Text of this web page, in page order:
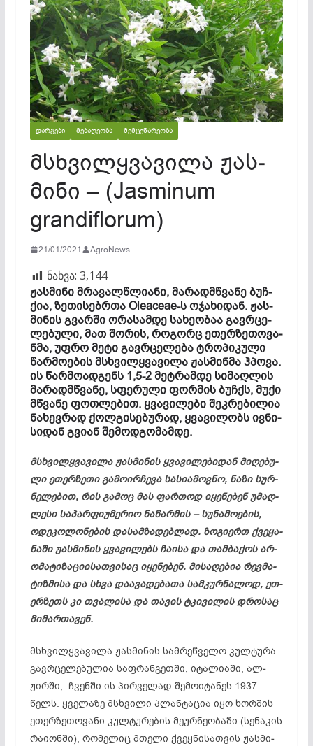
ᲓᲐᲠᲒᲔᲑᲘ ᲛᲔᲑᲐᲦᲔᲝᲑᲐ ᲛᲔᲛᲪᲔᲜᲐᲠᲔᲝᲑᲐ
მსხვილ­ყვა­ვი­ლა ჟას­
მი­ნი – (Jasminum
grandiflorum)
21/01/2021 AgroNews
ნახვა: 3,144
ჟას­მი­ნი მრა­ვალ­წლი­ა­ნი, მა­რადმ­წვა­ნე ბუჩ­
ქია, ზე­თი­სებრ­თა Oleaceae-ს ოჯ­ახ­იდ­ან. ჟას­
მი­ნის გვარ­ში ორ­ას­ამ­დე სა­ხე­ობ­აა გავრ­ცე­
ლე­ბუ­ლი, მათ შო­რის, რო­გორც ეთ­ერ­ზე­თო­ვა­
ნმა, უფ­რო მე­ტი გავრ­ცე­ლე­ბა ტრო­პი­კუ­ლი
წარ­მო­ებ­ის მსხვილ­ყვა­ვი­ლა ჟას­მინ­მა ჰპო­ვა.
ის წარ­მო­ად­გენს 1,5-2 მეტ­­­რამ­დე სი­მაღ­ლის
მა­რადმ­წვა­ნე, სფე­რუ­ლი ფორ­მის ბუჩქს, მუ­ქი
მწვა­ნე ფოთ­ლე­ბით. ყვა­ვი­ლე­ბი შეკ­რე­ბი­ლია
ნა­ხევ­რად ქოლ­გი­სე­ბუ­რად, ყვა­ვი­ლობს ივ­ნი­
სი­დან გვი­ან შე­მოდ­გო­მამ­დე.
მსხვილ­ყვა­ვი­ლა ჟას­მი­ნის ყვა­ვი­ლე­ბი­დან მი­ღე­ბუ­
ლი ეთ­ერ­ზე­თი გა­მო­ირ­ჩე­ვა სა­სი­ამ­ოვ­ნო, ნა­ზი სურ­
ნე­ლე­ბით, რის გა­მოც მას ფარ­თოდ იყ­ენ­ებ­ენ უმ­აღ­
ლე­სი სა­პარ­ფი­უმ­ერ­იო ნა­წარ­მის – სუ­ნა­მო­ებ­ის,
ოდ­ეკ­ოლ­ონ­ებ­ის და­სამ­ზა­დებ­ლად. ზო­გი­ერთ ქვე­ყა­
ნა­ში ჟას­მი­ნის ყვა­ვი­ლებს ჩა­ი­სა და თამ­ბა­ქოს არ­
ომ­ატ­იზ­აც­ი­ის­ათ­ვი­საც იყ­ენ­ებ­ენ. მისაღებია რევ­მა­
ტიზ­მი­სა და სხვა და­ავ­ად­ებ­ა­თა სამ­კურ­ნა­ლოდ, ეთ­
ერ­ზეთს კი თვა­ლი­სა და თა­ვის ტკი­ვი­ლის დროსაც
მიმართავენ.
მსხვილ­ყვა­ვი­ლა ჟას­მი­ნის სამ­რეწ­ვე­ლო კულ­ტუ­რა
გავრ­ცე­ლე­ბუ­ლია საფ­რან­გეთ­ში, იტ­ალ­ი­ა­ში, ალ­
ჟირ­ში, ჩვენ­ში ის პირ­ვე­ლად შე­მო­იტ­ან­ეს 1937
წელს. ყვე­ლა­ზე მსხვი­ლი პლან­ტა­ცია იყო ხორ­შის
ეთ­ერ­ზე­თო­ვა­ნი კულ­ტუ­რე­ბის მე­ურ­ნე­ობ­ა­ში (სე­ნა­კის
რა­ი­ონ­ში), რო­მე­ლიც მთე­ლი ქვეყ­ნი­სათ­ვის ჟას­მი­